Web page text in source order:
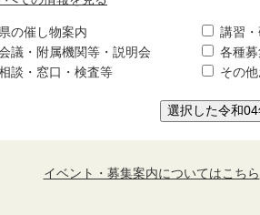
の催し物案内 講習
議・附属機関等・説明会
各種
談・窓口・検査等
その
選択した令和
イベント・募集案内についてはこちら